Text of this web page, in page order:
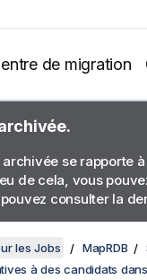
de migration
se rapporte
de cela, vous
consulter la
les Jobs MapRDB
à des candidats